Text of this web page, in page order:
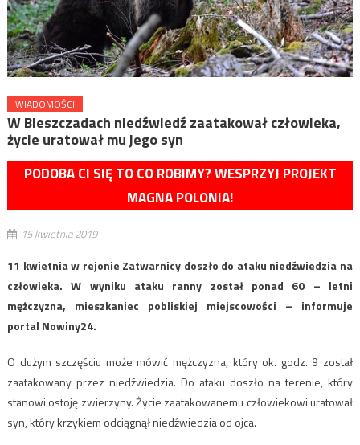
WIADOMOŚCI
W Bieszczadach niedźwiedź zaatakował człowieka,
życie uratował mu jego syn
PODOBA CI SIĘ TO CO ROBIMY? WESPRZYJ PROJEKT
MAGNA POLONIA!
15 kwietnia 2019
11 kwietnia w rejonie Zatwarnicy doszło do ataku niedźwiedzia na
człowieka. W wyniku ataku ranny został ponad 60 – letni
mężczyzna, mieszkaniec pobliskiej miejscowości – informuje
portal Nowiny24.
O dużym szczęściu może mówić mężczyzna, który ok. godz. 9 został
zaatakowany przez niedźwiedzia. Do ataku doszło na terenie, który
stanowi ostoję zwierzyny. Życie zaatakowanemu człowiekowi uratował
syn, który krzykiem odciągnął niedźwiedzia od ojca.